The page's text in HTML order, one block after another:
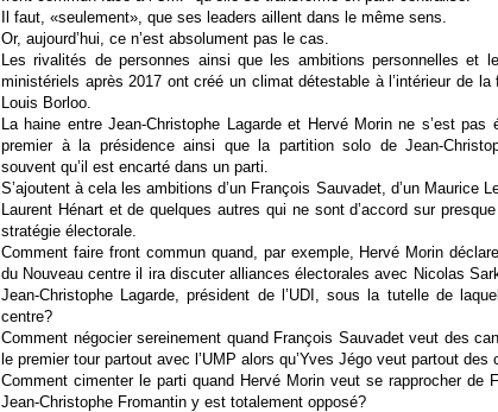
Il faut, «seulement», que ses leaders aillent dans le même sens.
Or, aujourd’hui, ce n’est absolument pas le cas.
Les rivalités de personnes ainsi que les ambitions personnelles et
ministériels après 2017 ont créé un climat détestable à l’intérieur de la
Louis Borloo.
La haine entre Jean-Christophe Lagarde et Hervé Morin ne s’est pas
premier à la présidence ainsi que la partition solo de Jean-
souvent qu’il est encarté dans un parti.
S’ajoutent à cela les ambitions d’un François Sauvadet, d’un Maurice
Laurent Hénart et de quelques autres qui ne sont d’accord sur
stratégie électorale.
Comment faire front commun quand, par exemple, Hervé Morin
du Nouveau centre il ira discuter alliances électorales avec Nicolas
Jean-Christophe Lagarde, président de l’UDI, sous la tutelle de
centre?
Comment négocier sereinement quand François Sauvadet veut des
le premier tour partout avec l’UMP alors qu’Yves Jégo veut partout des
Comment cimenter le parti quand Hervé Morin veut se rapprocher de
Jean-Christophe Fromantin y est totalement opposé?